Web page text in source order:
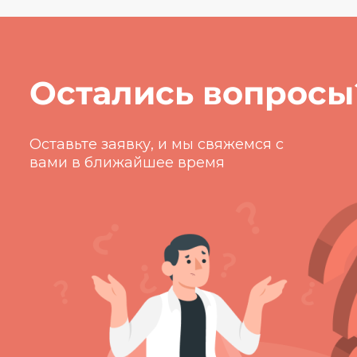
Остались
Оставьте заявку, и мы свяжемся с
вами в ближайшее время